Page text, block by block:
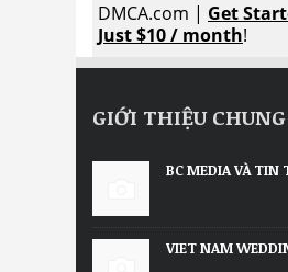
DMCA.com | Get
Just $10 / month!
GIỚI THIỆU CHUNG
BC MEDIA VÀ TIN
VIET NAM